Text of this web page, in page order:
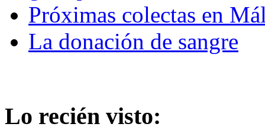
Próximas colectas en
La donación de sangre
Lo recién visto: